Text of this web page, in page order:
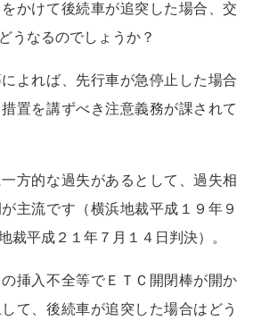
かけて後続車が追突した場合、交
うなるのでしょうか？
よれば、先行車が急停止した場合
置を講ずべき注意義務が課されて
方的な過失があるとして、過失相
主流です（横浜地裁平成１９年９
裁平成２１年７月１４日判決）。
挿入不全等でＥＴＣ開閉棒が開か
て、後続車が追突した場合はどう